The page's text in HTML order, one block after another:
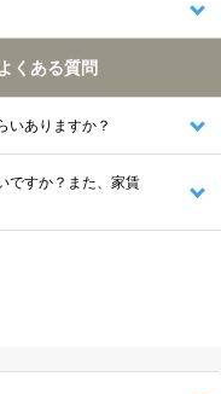
くある質問
いありますか？
ですか？また、家賃